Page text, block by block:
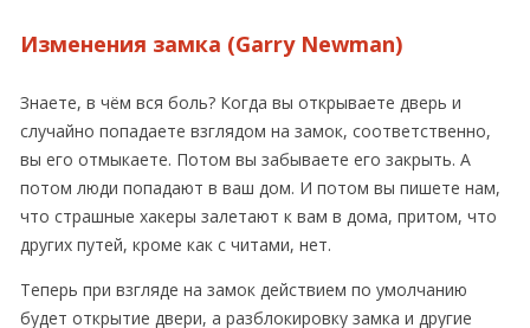
Изменения замка (Garry Newman)
Знаете, в чём вся боль? Когда вы открываете дверь и
случайно попадаете взглядом на замок, соответственно,
вы его отмыкаете. Потом вы забываете его закрыть. А
потом люди попадают в ваш дом. И потом вы пишете нам,
что страшные хакеры залетают к вам в дома, притом, что
других путей, кроме как с читами, нет.
Теперь при взгляде на замок действием по умолчанию
будет открытие двери, а разблокировку замка и другие